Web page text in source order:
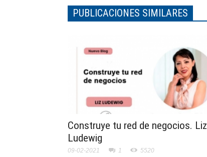
PUBLICACIONES SIMILARES
Construye tu red de negocios. Liz
Ludewig
09-02-2021 1 5520